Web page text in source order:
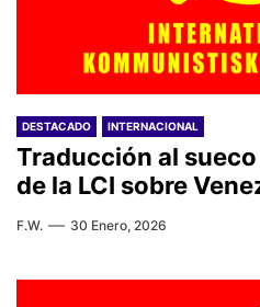
DESTACADO INTERNACIONAL
Traducción al
de la LCI sobre
F.W. 30 Enero, 2026